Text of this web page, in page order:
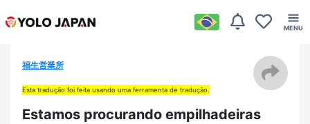
福生営業所
Esta tradução foi feita usando uma ferramenta de tradução.
Estamos procurando empilhadeiras